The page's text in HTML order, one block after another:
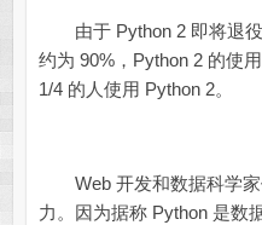
由于 Python 2 即将退役
约为 90%，Python 2 的使
1/4 的人使用 Python 2。
Web 开发和数据科学家
力。因为据称 Python 是数